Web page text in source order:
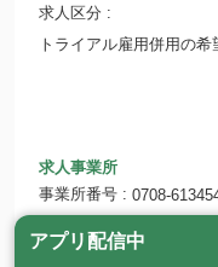
求人区分
トライアル雇用併用の希
求人事業所
事業所番号
0708-
事業所名
医療法人
ら
アプリ配信中